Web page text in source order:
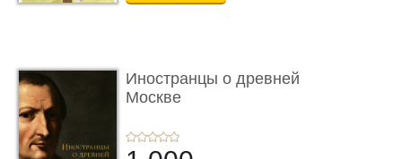
Иностранцы о древней
Москве